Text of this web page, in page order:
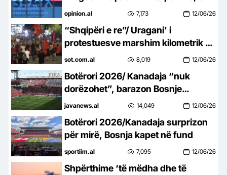
SPAK jep detaje
opinion.al 7,173 12/06/26
“Shqipëri e re”/ Uragani’ i
protestuesve marshim kilometrik në
Tiranë: Revolucion
sot.com.al 8,019 12/06/26
Botërori 2026/ Kanadaja “nuk
dorëzohet”, barazon Bosnje
Hercegovinë në minutat e fundit
javanews.al 14,049 12/06/26
Botërori 2026/Kanadaja surprizon
për mirë, Bosnja kapet në fund
sportiim.al 7,095 12/06/26
Shpërthime ‘të mëdha dhe të